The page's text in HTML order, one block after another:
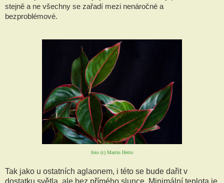
stejně a ne všechny se zařadí mezi nenáročné a
bezproblémové.
foto (c) Martin Hetto
Tak jako u ostatních aglaonem, i této se bude dařit v